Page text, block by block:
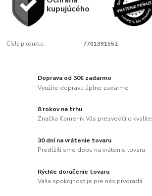
kupujúcého
Číslo produktu: 7701391552
Doprava od 30€ zadarmo
Využite dopravu úplne zadarmo
8 rokov na trhu
Značka Kameník Vás presvedčí o kvalite
30 dní na vrátenie tovaru
Predĺžili sme dobu na vrátenie tovaru
Rýchle doručenie tovaru
Vaša spokojnosť je pre nás prvoradá